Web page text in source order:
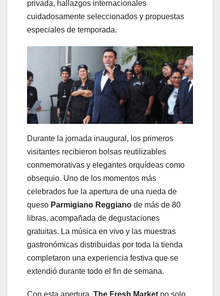
privada, hallazgos internacionales
cuidadosamente seleccionados y propuestas
especiales de temporada.
Durante la jornada inaugural, los primeros
visitantes recibieron bolsas reutilizables
conmemorativas y elegantes orquídeas como
obsequio. Uno de los momentos más
celebrados fue la apertura de una rueda de
queso Parmigiano Reggiano de más de 80
libras, acompañada de degustaciones
gratuitas. La música en vivo y las muestras
gastronómicas distribuidas por toda la tienda
completaron una experiencia festiva que se
extendió durante todo el fin de semana.
Con esta apertura, The Fresh Market no solo